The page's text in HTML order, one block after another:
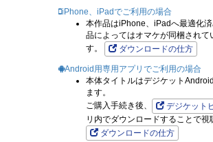
iPhone、iPadでご利用の場合
本作品はiPhone、iPadへ最適化
品によってはオマケが同梱されて
す。
ダウンロードの仕方
Android用専用アプリでご利用の場合
本体タイトルはデジケット
ます。
ご購入手続き後、
デジケット
リ内でダウンロードすることで視
ダウンロードの仕方